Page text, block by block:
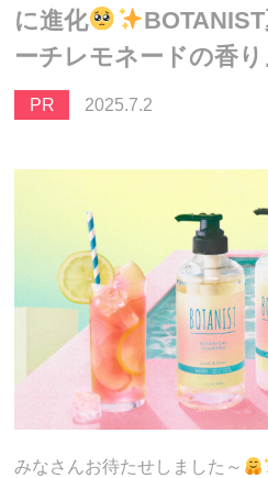
に進化
ーチレモネードの香り
PR 2025.7.2
みなさんお待たせしました～